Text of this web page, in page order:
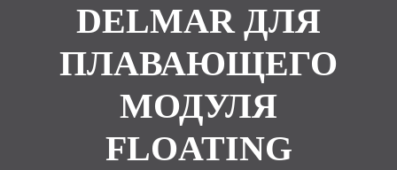
DELMAR ДЛЯ
ПЛАВАЮЩЕГО
МОДУЛЯ
FLOATING